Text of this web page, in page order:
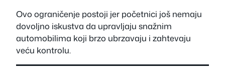
Ovo ograničenje postoji jer početnici još nemaju
dovoljno iskustva da upravljaju snažnim
automobilima koji brzo ubrzavaju i zahtevaju
veću kontrolu.